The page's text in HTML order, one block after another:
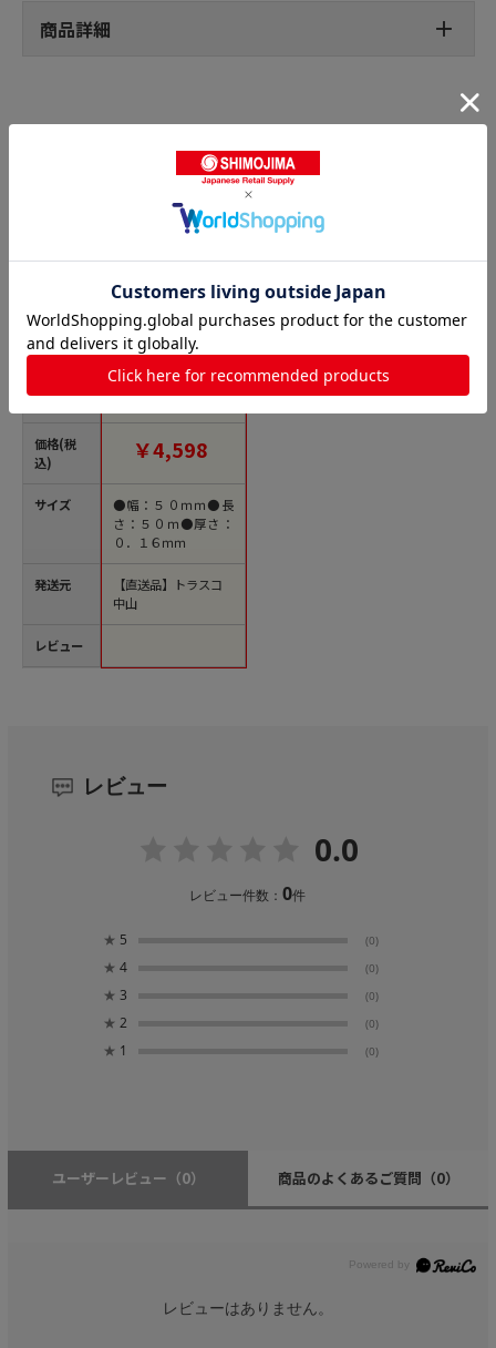
商品詳細
価格(税
込)
サイズ
発送元
レビュー
ルマテ ラインテープ
E-SD(BC) 0.16mm×5
0mm×50m 赤（ご注
￥4,598
●幅：５０ｍｍ●長
さ：５０ｍ●厚さ：
０．１６ｍｍ
【直送品】トラスコ
中山
レビュー
0.0
レビュー件数：0件
★ 5 (0)
★ 4 (0)
★ 3 (0)
★ 2 (0)
★ 1 (0)
ユーザーレビュー （0） 商品のよくあるご質問 （0）
レビューはありません。